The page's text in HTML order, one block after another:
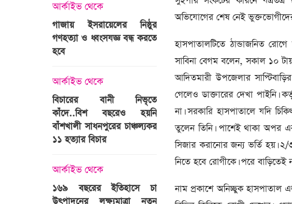
অভিযোগের শেষ নেই
হাসপাতালটিতে ঠান্ডাজনিত
সাবিনা বেগম বলেন, সকাল ১০
আদিতমারী উপজেলার
গেলেও ডাক্তারের দেখা পাইনি।
না। সরকারি হাসপাতালে যদি
তুলেন তিনি। পাশেই থাকা অপর
সিজার করানোর জন্য ভর্তি হয়।
নিতে হবে রোগীকে। পরে
নাম প্রকাশে অনিচ্ছুক হাসপাতাল
আর্কাইভ থেকে
গাজায় ইসরায়েলের নিষ্ঠুর
গণহত্যা ও ধ্বংসযজ্ঞ বন্ধ করতে
হবে
আর্কাইভ থেকে
বিচারের বানী নিভৃতে
কাঁদে..বিশ বছরেও হয়নি
বাঁশখালী সাধনপুরের চাঞ্চল্যকর
১১ হত্যার বিচার
আর্কাইভ থেকে
১৬৯ বছরের ইতিহাসে চা
উৎপাদনের লক্ষ্যমাত্রা নতুন
আর্কাইভ থেকে
ভারতজুড়ে চলছে ‘মুজিব:একটি
জাতির রূপকার ’সিনেমার
প্রচারণা
আর্কাইভ থেকে
স্বামীকে বেঁধে স্ত্রীকে গণধর্ষণ, ২
ধর্ষককে পুলিশে দিল মা-বাবা
আর্কাইভ থেকে